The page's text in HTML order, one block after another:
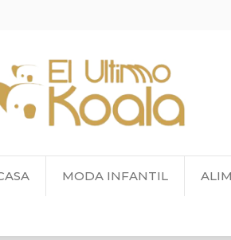
MODA INFANTIL